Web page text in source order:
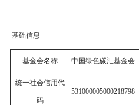
基础信息
基金会名称 中国绿色碳汇基金会
统一社会信用代
码
531000005000218798